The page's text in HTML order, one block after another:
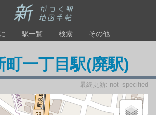
駅一覧 検索 その他
町一丁目駅(廃駅)
最終更新: not_specified